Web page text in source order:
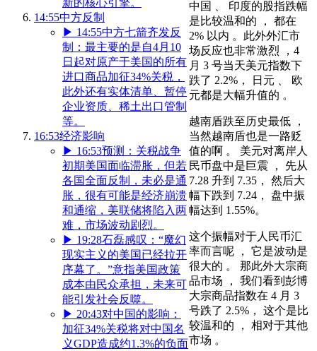
14:55中方反制
▶ 14:55中方七箭齐发反
制：最主要的是自4月10
日起对原产于美国的所有
进口商品加征34%关税，
此外还有实体清单、暂停
企业资质、稀土出口管制
等。
16:53经济影响
▶ 16:53预测：关税战争
初期美国面临滞胀，但若
各国全面反制，未必是通
胀，很有可能是经济崩溃
和通缩，美联储将陷入两
难，市场波动剧烈。
▶ 19:28石磊感叹：“魔幻
现实主义的美国已经拉开
序幕了。”意指美国政策
成本由民众承担，未来可
能引发社会反噬。
▶ 20:43对中国的影响：
加征34%关税将对中国名
义GDP造成约1.3%的负面
中国 、 印度的股指跌幅
是比较温和的 ， 都在
2% 以内 。此外外汇市
场反应也非常激烈 ，4
月 3 号当天美元指数下
跌了 2.2%， 日元 、 欧
元都是大幅升值的 。
越南盾跌至历史最低 ，
当然越南盾也是一路贬
值的啊 。 美元对离岸人
民币盘中是巨震 ， 先从
7.28 升到 7.35， 然后大
幅下跌到 7.24， 盘中振
幅达到 1.55%。
这个振幅对于人民币汇
率而言呢 ， 它是波动是
很大的 。 那此外大宗商
品市场 ， 我们看到彭博
大宗商品指数在 4 月 3
号跌了 2.5%， 这个是比
较温和的 ， 相对于其他
市场 。